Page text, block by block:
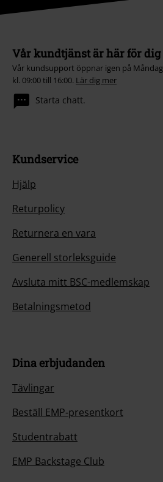
Vår kundtjänst är här för dig
Vår kundsupport öppnar igen på
kl. 09:00 till 16:00. Lär dig mer
Starta chatt.
Kundservice
Hjälp
Returpolicy
Returnera en vara
Generell storleksguide
Avsluta mitt BSC-medlemskap
Betalningsmetod
Dina erbjudanden
Tävlingar
Beställ EMP-presentkort
Studentrabatt
EMP Backstage Club